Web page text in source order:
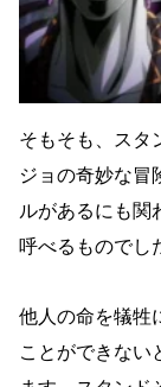
そもそも、スタ
ジョの奇妙な冒
ルがあるにも関
呼べるものでし
他人の命を犠牲
ことができない